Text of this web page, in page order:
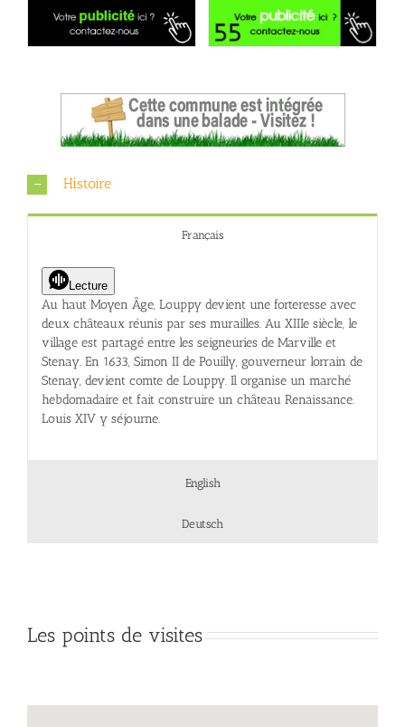
Histoire
Français
Lecture
Au haut Moyen Âge, Louppy devient une forteresse avec
deux châteaux réunis par ses murailles. Au XIIIe siècle, le
village est partagé entre les seigneuries de Marville et
Stenay. En 1633, Simon II de Pouilly, gouverneur lorrain de
Stenay, devient comte de Louppy. Il organise un marché
hebdomadaire et fait construire un château Renaissance.
Louis XIV y séjourne.
English
Deutsch
Les points de visites